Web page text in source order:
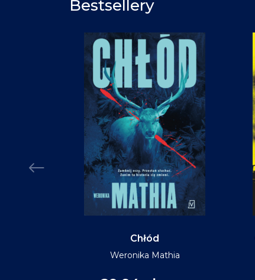
Bestsellery
Chłód
Weronika Mathia